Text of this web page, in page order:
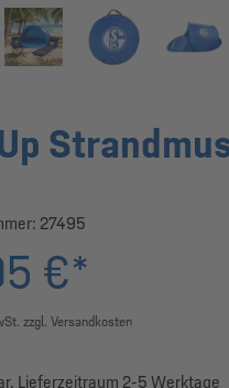
27495
€*
zzgl. Versandkosten
Lieferzeitraum 2-5 Werktage